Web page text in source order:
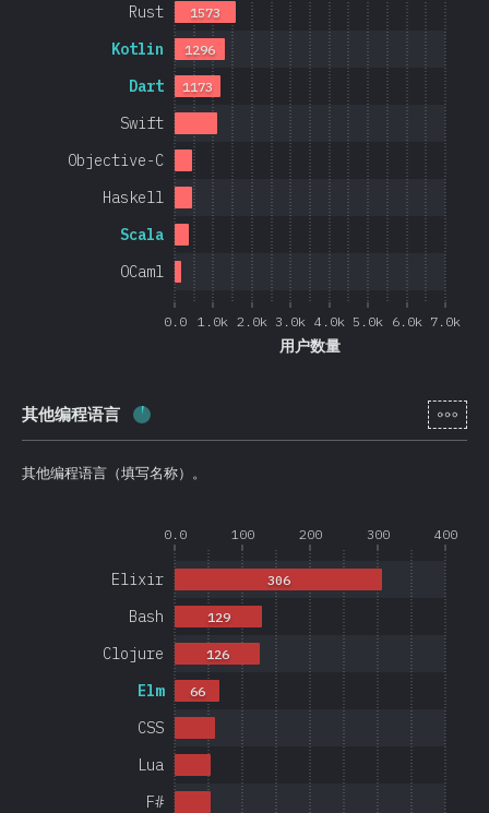
0.0 1.0k 2.0k 3.0k 4.0k 5.0k 6.0k 7.0k
用户数量
OCaml
Scala
Haskell
Objective-C
Swift
Dart
Kotlin
Rust
1173
1296
1573
其他编程语言 完成率: [zh-
其他编程语言（填写名称）。
0.0 100 200 300 400
F#
Lua
CSS
Elm
Clojure
Bash
Elixir
66
126
129
306